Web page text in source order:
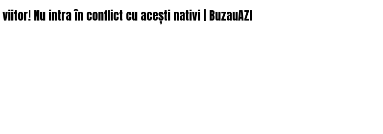
Nu intra în conflict cu acești nativi | BuzauAZI